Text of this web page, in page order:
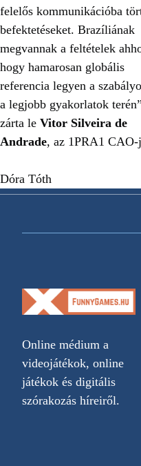
felelős kommunikációba
befektetéseket. Brazíliának
megvannak a feltételek
hogy hamarosan globális
referencia legyen a
a legjobb gyakorlatok
zárta le Vitor Silveira de
Andrade, az 1PRA1 CAO-
Dóra Tóth
Online médium a
videojátékok, online
játékok és digitális
szórakozás híreiről.